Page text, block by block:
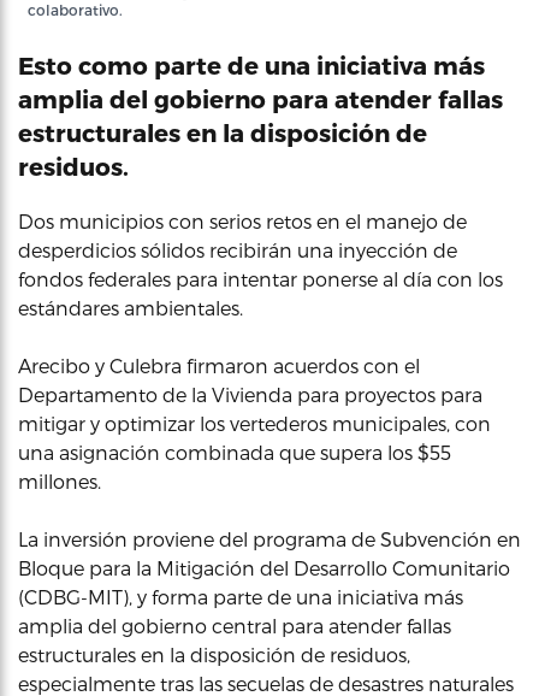
colaborativo.
Esto como parte de una iniciativa más
amplia del gobierno para atender fallas
estructurales en la disposición de
residuos.
Dos municipios con serios retos en el manejo de
desperdicios sólidos recibirán una inyección de
fondos federales para intentar ponerse al día con los
estándares ambientales.
Arecibo y Culebra firmaron acuerdos con el
Departamento de la Vivienda para proyectos para
mitigar y optimizar los vertederos municipales, con
una asignación combinada que supera los $55
millones.
La inversión proviene del programa de Subvención en
Bloque para la Mitigación del Desarrollo Comunitario
(CDBG-MIT), y forma parte de una iniciativa más
amplia del gobierno central para atender fallas
estructurales en la disposición de residuos,
especialmente tras las secuelas de desastres naturales